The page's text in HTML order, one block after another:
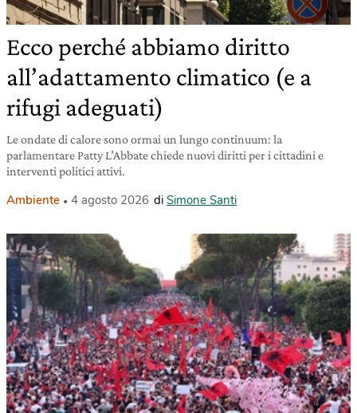
Ecco perché abbiamo diritto
all’adattamento climatico (e a
rifugi adeguati)
Le ondate di calore sono ormai un lungo continuum: la
parlamentare Patty L’Abbate chiede nuovi diritti per i cittadini e
interventi politici attivi.
Ambiente 4 agosto 2026 di Simone Santi